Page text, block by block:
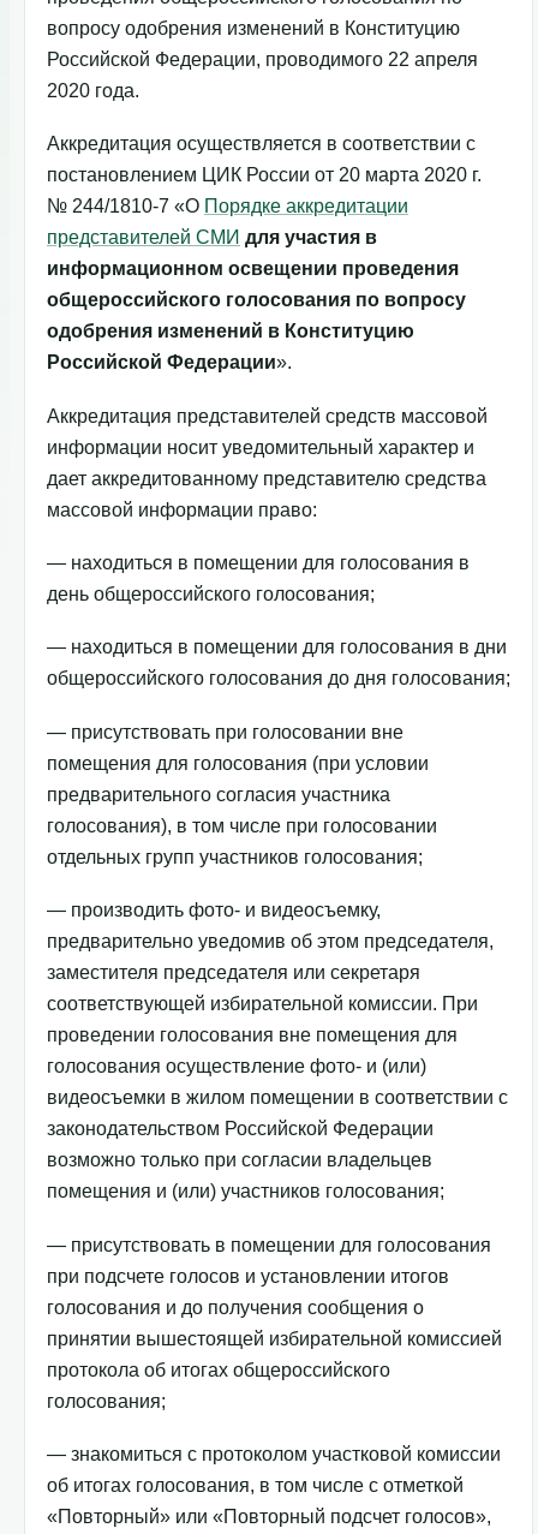
вопросу одобрения изменений в Конституцию
Российской Федерации, проводимого 22 апреля
2020 года.
Аккредитация осуществляется в соответствии с
постановлением ЦИК России от 20 марта 2020 г.
№ 244/1810-7 «О Порядке аккредитации
представителей СМИ для участия в
информационном освещении проведения
общероссийского голосования по вопросу
одобрения изменений в Конституцию
Российской Федерации».
Аккредитация представителей средств массовой
информации носит уведомительный характер и
дает аккредитованному представителю средства
массовой информации право:
— находиться в помещении для голосования в
день общероссийского голосования;
— находиться в помещении для голосования в дни
общероссийского голосования до дня голосования;
— присутствовать при голосовании вне
помещения для голосования (при условии
предварительного согласия участника
голосования), в том числе при голосовании
отдельных групп участников голосования;
— производить фото- и видеосъемку,
предварительно уведомив об этом председателя,
заместителя председателя или секретаря
соответствующей избирательной комиссии. При
проведении голосования вне помещения для
голосования осуществление фото- и (или)
видеосъемки в жилом помещении в соответствии с
законодательством Российской Федерации
возможно только при согласии владельцев
помещения и (или) участников голосования;
— присутствовать в помещении для голосования
при подсчете голосов и установлении итогов
голосования и до получения сообщения о
принятии вышестоящей избирательной комиссией
протокола об итогах общероссийского
голосования;
— знакомиться с протоколом участковой комиссии
об итогах голосования, в том числе с отметкой
«Повторный» или «Повторный подсчет голосов»,